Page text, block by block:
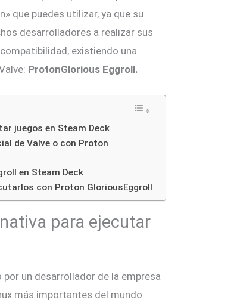
que puedes utilizar, ya que su
desarrolladores a realizar sus
existiendo una
ProtonGlorious Eggroll.
juegos en Steam Deck
de Valve o con Proton
en Steam Deck
con Proton GloriousEggroll
para ejecutar
un desarrollador de la empresa
más importantes del mundo.